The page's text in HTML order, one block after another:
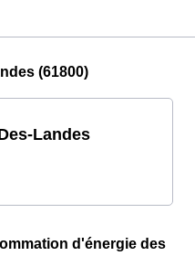
(61800)
Landes
d'énergie des